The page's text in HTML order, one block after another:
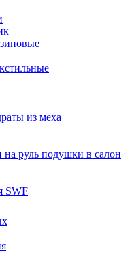
из меха
на руль подушки в салон
SWF